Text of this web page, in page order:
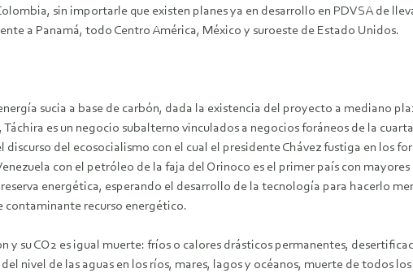
sin importarle que existen planes ya en desarrollo en PDVSA de
a Panamá, todo Centro América, México y suroeste de Estado Unidos.
sucia a base de carbón, dada la existencia del proyecto a mediano
es un negocio subalterno vinculados a negocios foráneos de la
discurso del ecosocialismo con el cual el presidente Chávez fustiga en los
con el petróleo de la faja del Orinoco es el primer país con
energética, esperando el desarrollo de la tecnología para hacerlo
contaminante recurso energético.
su CO2 es igual muerte: fríos o calores drásticos permanentes,
nivel de las aguas en los ríos, mares, lagos y océanos, muerte de todos